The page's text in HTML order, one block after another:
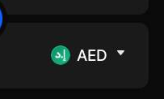
AED